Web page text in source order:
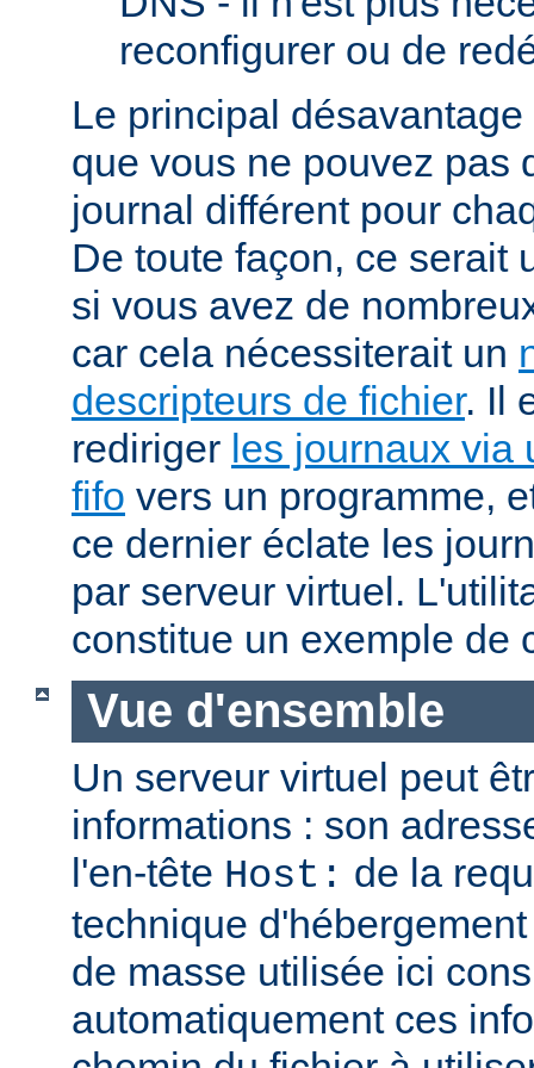
reconfigurer ou de
Le principal
que vous ne pouvez pas
journal différent pour
De toute façon, ce serait
si vous avez de
car cela nécessiterait un
descripteurs de fichier. Il
rediriger les journaux via
fifo vers un programme,
ce dernier éclate les
par serveur virtuel.
constitue un exemple de
Vue d'ensemble
Un serveur virtuel peut
informations : son
l'en-tête Host: de la
technique
de masse utilisée ici
automatiquement ces